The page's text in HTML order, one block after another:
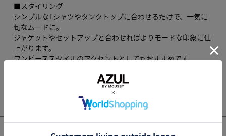
■スタイリング
シンプルなTシャツやタンクトップに合わせるだけで、一気に
旬なムードに。
ジャケットやセットアップと合わせればよりモードな印象に仕
上がります。
ワンピーススタイルのアクセントとしてもおすすめです
※画像の商品はサンプルです。実際の商品と仕様、加工が若干
異なる場合があります。
※画像の商品は光の照射や角度、お使いのモニター環境によ
り、実物と色味が異なる場合がございます。
※着用、お取り扱いの際は、アテンションタグをご確認くださ
もっと見る
アイテムサイズ